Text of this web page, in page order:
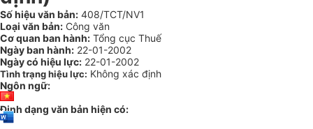
Số hiệu văn bản: 408/TCT/NV1
Loại văn bản: Công văn
Cơ quan ban hành: Tổng cục Thuế
Ngày ban hành: 22-01-2002
Ngày có hiệu lực: 22-01-2002
Tình trạng hiệu lực: Không xác định
Ngôn ngữ:
Định dạng văn bản hiện có: